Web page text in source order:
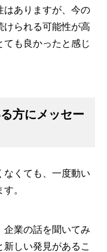
はありますが、今の
けられる可能性が高
ても良かったと感じ
方にメッセー
なくても、一度動い
。
企業の話を聞いてみ
しい発見があるこ